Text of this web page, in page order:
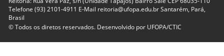
Telefone (93) 2101-4911 E-Mail reitoria@ufopa.edu.br Santarém, Pará,
Brasil
© Todos os diretos reservados. Desenvolvido por UFOPA/CTIC